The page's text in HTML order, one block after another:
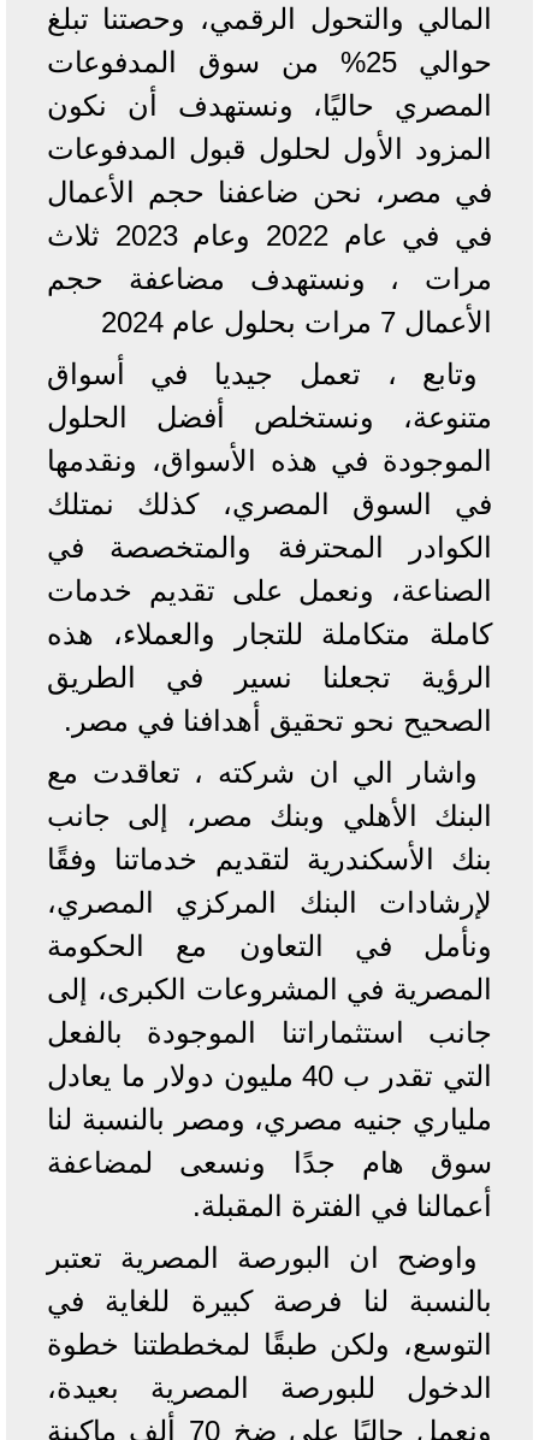
المالي والتحول الرقمي، وحصتنا تبلغ
حوالي 25% من سوق المدفوعات
المصري حاليًا، ونستهدف أن نكون
المزود الأول لحلول قبول المدفوعات
في مصر، نحن ضاعفنا حجم الأعمال
في في عام 2022 وعام 2023 ثلاث
مرات ، ونستهدف مضاعفة حجم
الأعمال 7 مرات بحلول عام 2024
وتابع ، تعمل جيديا في أسواق
متنوعة، ونستخلص أفضل الحلول
الموجودة في هذه الأسواق، ونقدمها
في السوق المصري، كذلك نمتلك
الكوادر المحترفة والمتخصصة في
الصناعة، ونعمل على تقديم خدمات
كاملة متكاملة للتجار والعملاء، هذه
الرؤية تجعلنا نسير في الطريق
الصحيح نحو تحقيق أهدافنا في مصر.
واشار الي ان شركته ، تعاقدت مع
البنك الأهلي وبنك مصر، إلى جانب
بنك الأسكندرية لتقديم خدماتنا وفقًا
لإرشادات البنك المركزي المصري،
ونأمل في التعاون مع الحكومة
المصرية في المشروعات الكبرى، إلى
جانب استثماراتنا الموجودة بالفعل
التي تقدر ب 40 مليون دولار ما يعادل
ملياري جنيه مصري، ومصر بالنسبة لنا
سوق هام جدًا ونسعى لمضاعفة
أعمالنا في الفترة المقبلة.
واوضح ان البورصة المصرية تعتبر
بالنسبة لنا فرصة كبيرة للغاية في
التوسع، ولكن طبقًا لمخططتنا خطوة
الدخول للبورصة المصرية بعيدة،
ونعمل حاليًا على ضخ 70 ألف ماكينة